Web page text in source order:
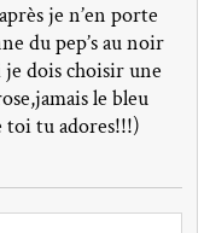
je n’en porte
du pep’s au noir
dois choisir une
le bleu
toi tu adores!!!)